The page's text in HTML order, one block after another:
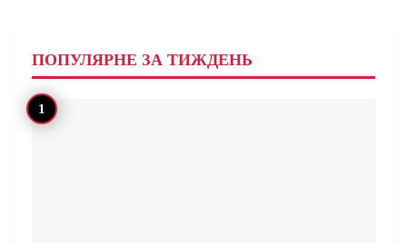
ПОПУЛЯРНЕ ЗА ТИЖДЕНЬ